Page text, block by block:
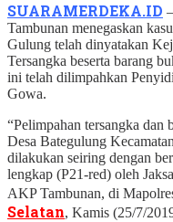
SUARAMERDEKA.ID
Tambunan menegaskan
Gulung telah dinyatakan
Tersangka beserta barang
ini telah dilimpahkan
Gowa.
“Pelimpahan tersangka
Desa Bategulung
dilakukan seiring dengan
lengkap (P21-red) oleh
AKP Tambunan, di
Selatan, Kamis (25/7/